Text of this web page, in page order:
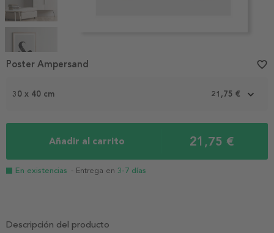
1
30 x 40 cm 21,75 €
Añadir al carrito 21,75 €
En existencias - Entrega en 3-7 días
Poster Ampersand favorite_border
Descripción del producto